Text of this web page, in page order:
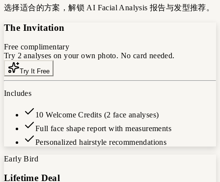
选择适合的方案，解锁 AI Facial Analysis 报告与发型推荐。
The Invitation
Free complimentary
Try 2 analyses on your own photo. No card needed.
Try It Free
Includes
10 Welcome Credits (2 face analyses)
Full face shape report with measurements
Personalized hairstyle recommendations
Early Bird
Lifetime Deal